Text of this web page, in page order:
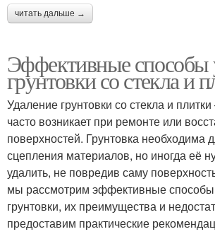
читать дальше →
Эффективные способы
грунтовки со стекла и
Удаление грунтовки со стекла и
часто возникает при ремонте или
поверхностей. Грунтовка необходима
сцепления материалов, но иногда её
удалить, не повредив саму
мы рассмотрим эффективные способы
грунтовки, их преимущества и
предоставим практические